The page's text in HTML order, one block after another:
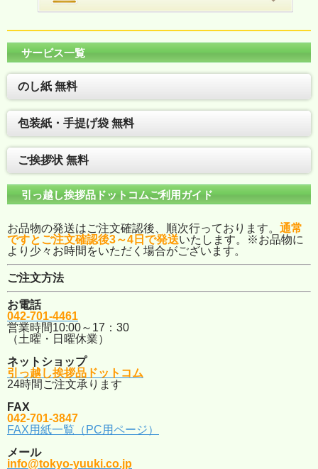
サービス一覧
のし紙 無料
包装紙・手提げ袋 無料
ご挨拶状 無料
引っ越し挨拶品ドットコムご利用ガイド
お品物の発送はご注文確認後、順次行っております。 通常
ですとご注文確認後3～4日で発送いたします。※お品物に
より少々お時間をいただく場合がございます。
ご注文方法
お電話
042-701-4461
営業時間10:00～17：30
（土曜・日曜休業）
ネットショップ
引っ越し挨拶品ドットコム
24時間ご注文承ります
FAX
042-701-3847
FAX用紙一覧（PC用ページ）
メール
info@tokyo-yuuki.co.jp